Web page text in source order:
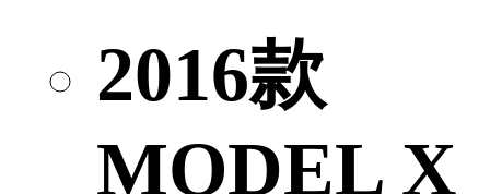
2016款
MODEL X